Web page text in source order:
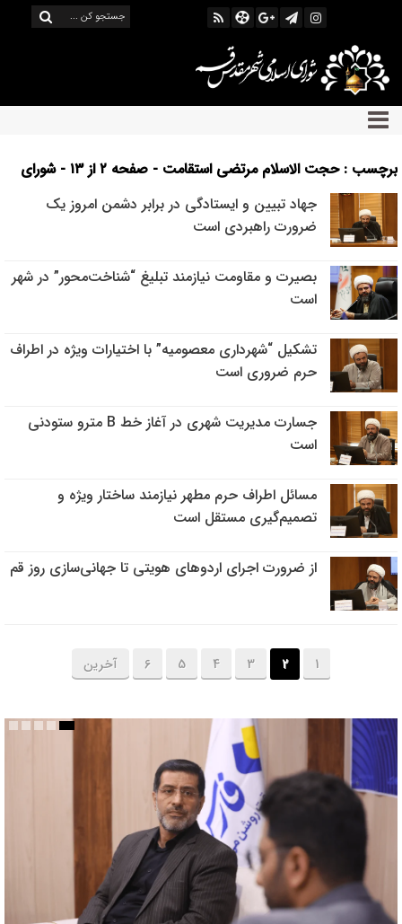
برچسب : حجت الاسلام مرتضی استقامت - صفحه ۲ از ۱۳ - شورای
اسلامی شهر قم
جهاد تبیین و ایستادگی در برابر دشمن امروز یک
ضرورت راهبردی است
بصیرت و مقاومت نیازمند تبلیغ “شناخت‌محور” در شهر
است
تشکیل “شهرداری معصومیه” با اختیارات ویژه در اطراف
حرم ضروری است
جسارت مدیریت شهری در آغاز خط B مترو ستودنی
است
مسائل اطراف حرم مطهر نیازمند ساختار ویژه و
تصمیم‌گیری مستقل است
از ضرورت اجرای اردوهای هویتی تا جهانی‌سازی روز قم
1
2
3
4
5
6 آخرین